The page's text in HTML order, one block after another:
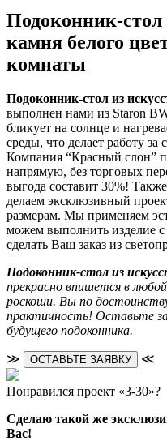
Подоконник-стол
камня белого
комнаты
Подоконник-стол из
выполнен нами из Staron
бликует на солнце и
среды, что делает работу
Компания “Красный слон”
напрямую, без торговых
выгода составит 30%!
делаем эксклюзивный
размерам. Мы применяем
можем выполнить изделие
сделать Ваш заказ из
Подоконник-стол из
прекрасно впишется в
роскоши. Вы по
практичность! Оставьте
будущего подоконника.
≫ ОСТАВЬТЕ ЗАЯВКУ ≪
Понравился проект «3-30»?
Сделаю такой же
Вас!